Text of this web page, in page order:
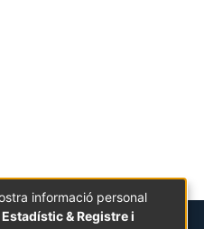
informació personal
Estadístic & Registre i